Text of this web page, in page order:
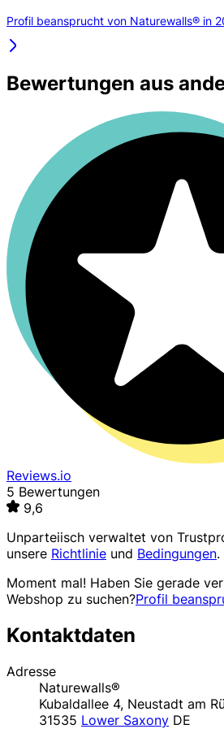
Profil beansprucht von Naturewalls® in
Bewertungen aus
Reviews.io
5 Bewertungen
9,6
Unparteiisch verwaltet von
unsere Richtlinie und Bedingungen.
Moment mal! Haben Sie gerade
Webshop zu suchen?Profil
Kontaktdaten
Adresse
Naturewalls®
Kubaldallee 4, Neustadt am
31535 Lower Saxony DE